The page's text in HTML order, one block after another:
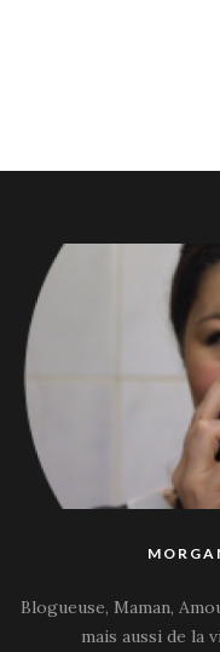
Blogueuse, Maman,
mais aussi de la